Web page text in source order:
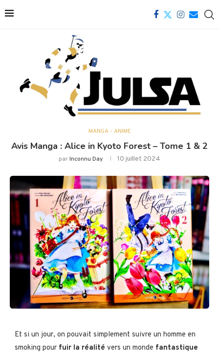
MANGA - ANIME
Avis Manga : Alice in Kyoto Forest – Tome 1 & 2
parInconnu Day 10 juillet 2024
Et si un jour, on pouvait simplement suivre un homme en
smoking pour fuir la réalité vers un monde fantastique